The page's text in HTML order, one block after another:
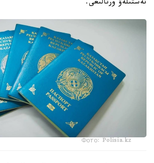
تەستىلەۋ ورتالىعى.
Фото: Polisia.kz